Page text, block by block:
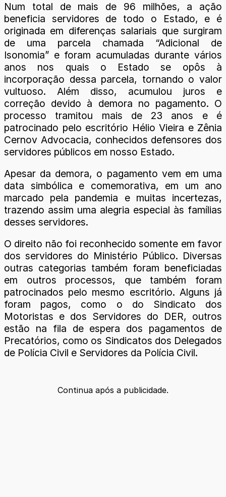
Num total de mais de 96 milhões, a ação
beneficia servidores de todo o Estado, e é
originada em diferenças salariais que surgiram
de uma parcela chamada “Adicional de
Isonomia” e foram acumuladas durante vários
anos nos quais o Estado se opôs à
incorporação dessa parcela, tornando o valor
vultuoso. Além disso, acumulou juros e
correção devido à demora no pagamento. O
processo tramitou mais de 23 anos e é
patrocinado pelo escritório Hélio Vieira e Zênia
Cernov Advocacia, conhecidos defensores dos
servidores públicos em nosso Estado.
Apesar da demora, o pagamento vem em uma
data simbólica e comemorativa, em um ano
marcado pela pandemia e muitas incertezas,
trazendo assim uma alegria especial às famílias
desses servidores.
O direito não foi reconhecido somente em favor
dos servidores do Ministério Público. Diversas
outras categorias também foram beneficiadas
em outros processos, que também foram
patrocinados pelo mesmo escritório. Alguns já
foram pagos, como o do Sindicato dos
Motoristas e dos Servidores do DER, outros
estão na fila de espera dos pagamentos de
Precatórios, como os Sindicatos dos Delegados
de Polícia Civil e Servidores da Polícia Civil.
Continua após a publicidade.